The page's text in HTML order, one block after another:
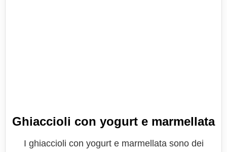
Ghiaccioli con yogurt e marmellata
I ghiaccioli con yogurt e marmellata sono dei